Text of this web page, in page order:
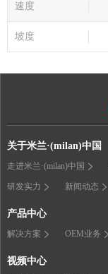
速度
坡度
关于米兰·(milan)中国
走进米兰·(milan)中国
研发实力 新闻动态
产品中心
解决方案 OEM业务
视频中心